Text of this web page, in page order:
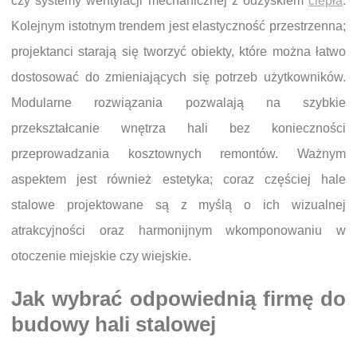
Kolejnym istotnym trendem jest elastyczność przestrzenna;
projektanci starają się tworzyć obiekty, które można łatwo
dostosować do zmieniających się potrzeb użytkowników.
Modularne rozwiązania pozwalają na szybkie
przekształcanie wnętrza hali bez konieczności
przeprowadzania kosztownych remontów. Ważnym
aspektem jest również estetyka; coraz częściej hale
stalowe projektowane są z myślą o ich wizualnej
atrakcyjności oraz harmonijnym wkomponowaniu w
otoczenie miejskie czy wiejskie.
Jak wybrać odpowiednią firmę do
budowy hali stalowej